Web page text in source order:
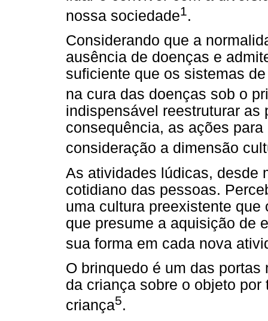
nossa sociedade1.
Considerando que a
ausência de doenças e
suficiente que os sistemas
na cura das doenças sob o
indispensável reestruturar as
consequência, as ações
consideração a dimensão
As atividades lúdicas, desde
cotidiano das pessoas.
uma cultura preexistente
que presume a aquisição de
sua forma em cada nova
O brinquedo é um das
da criança sobre o objeto
criança5.